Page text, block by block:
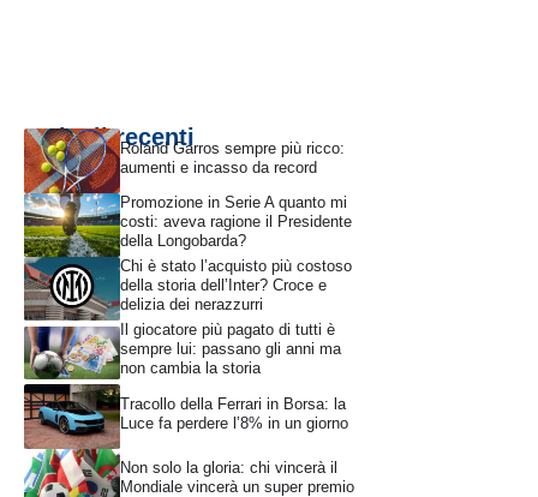
Articoli recentiRoland Garros sempre più ricco:
aumenti e incasso da record
Promozione in Serie A quanto mi
costi: aveva ragione il Presidente
della Longobarda?
Chi è stato l’acquisto più costoso
della storia dell’Inter? Croce e
delizia dei nerazzurri
Il giocatore più pagato di tutti è
sempre lui: passano gli anni ma
non cambia la storia
Tracollo della Ferrari in Borsa: la
Luce fa perdere l’8% in un giorno
Non solo la gloria: chi vincerà il
Mondiale vincerà un super premio